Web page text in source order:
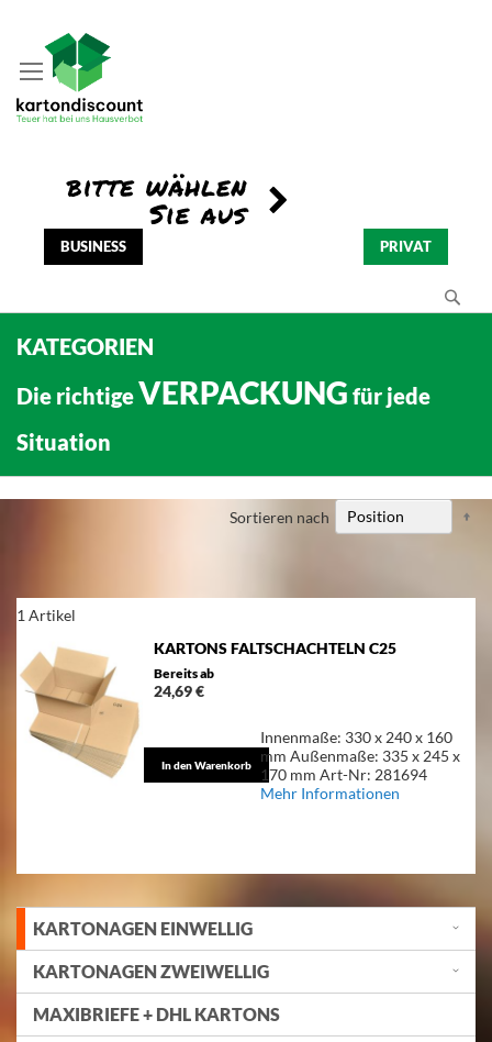
BUSINESS PRIVAT
KATEGORIEN
Die richtigeVERPACKUNG für jede
Situation
1 Artikel
Sortieren nach
KARTONS FALTSCHACHTELN C25
Bereits ab
24,69 €
In den Warenkorb
Innenmaße: 330 x 240 x 160
mm Außenmaße: 335 x 245 x
170 mm Art-Nr: 281694
Mehr Informationen
KARTONAGEN EINWELLIG
KARTONAGEN ZWEIWELLIG
MAXIBRIEFE + DHL KARTONS